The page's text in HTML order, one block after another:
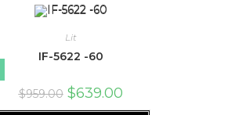
Lit
IF-5622 -60
$959.00 $639.00